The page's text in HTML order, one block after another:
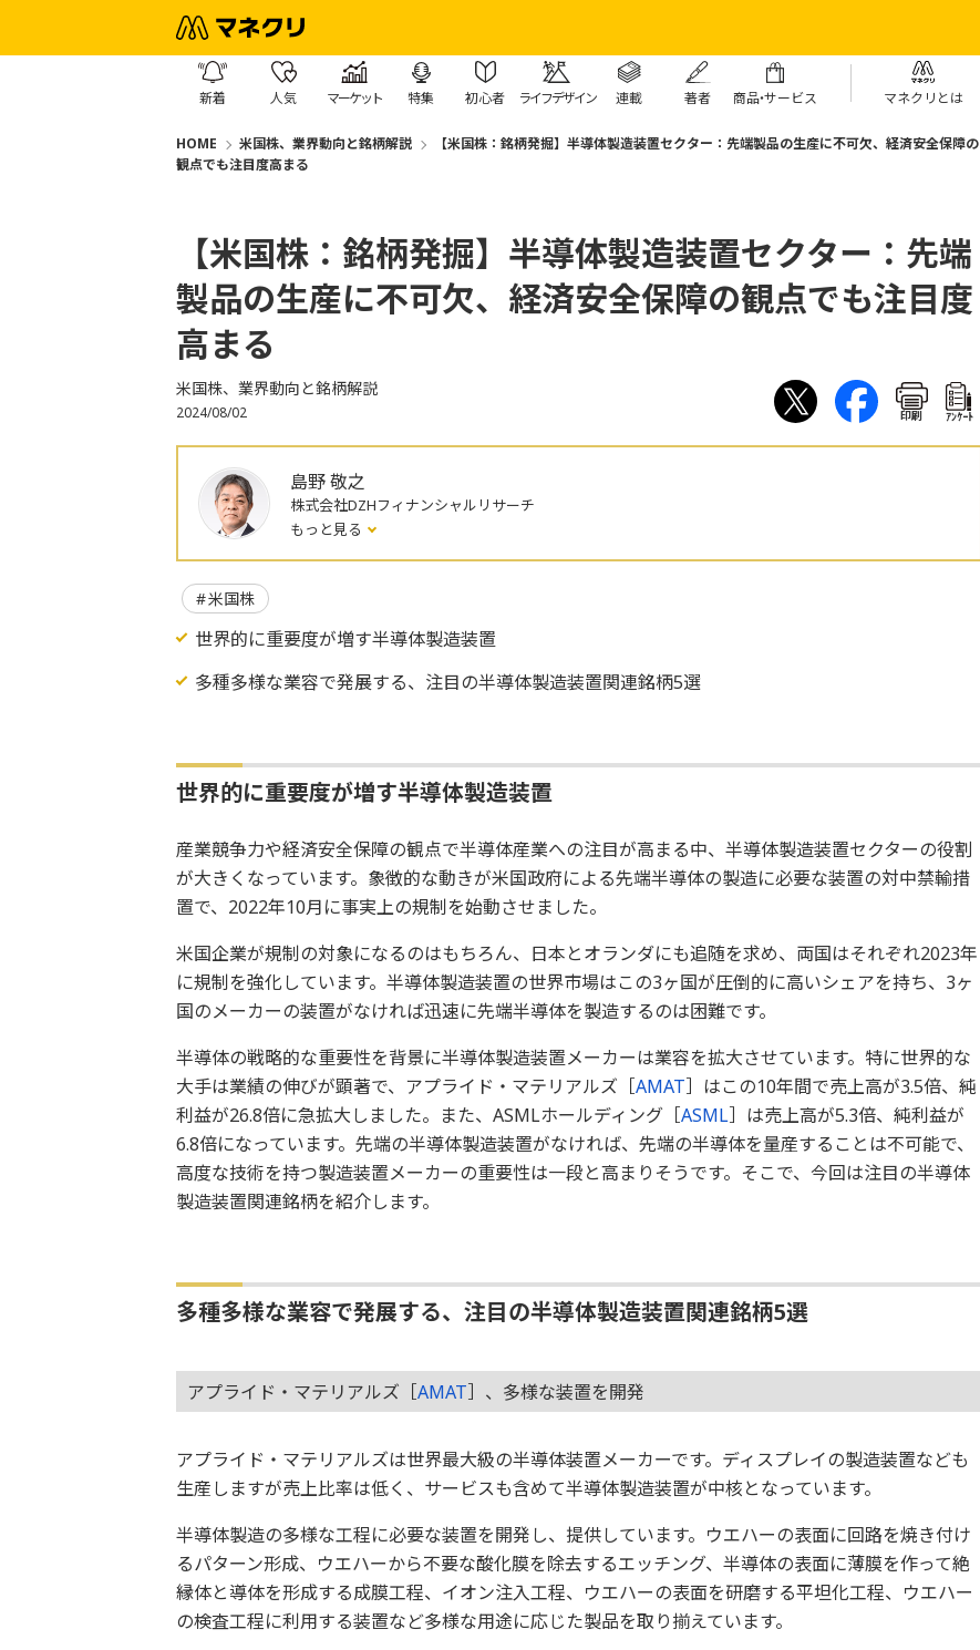
新着 人気 マーケット 特集 初心者 ライフデザイン 連載 著者 商品・サービス マネクリとは
HOME 米国株、業界動向と銘柄解説
【米国株：銘柄発掘】半導体製造装置セクター：先端製品の生産に不可欠、経済安全保障の
観点でも注目度高まる
【米国株：銘柄発掘】半導体製造装置セクター：先端
製品の生産に不可欠、経済安全保障の観点でも注目度
高まる
米国株、業界動向と銘柄解説
2024/08/02 印刷 ｱﾝｹｰﾄ
島野 敬之
株式会社DZHフィナンシャルリサーチ
もっと見る
米国株
世界的に重要度が増す半導体製造装置
多種多様な業容で発展する、注目の半導体製造装置関連銘柄5選
世界的に重要度が増す半導体製造装置
産業競争力や経済安全保障の観点で半導体産業への注目が高まる中、半導体製造装置セクターの役割
が大きくなっています。象徴的な動きが米国政府による先端半導体の製造に必要な装置の対中禁輸措
置で、2022年10月に事実上の規制を始動させました。
米国企業が規制の対象になるのはもちろん、日本とオランダにも追随を求め、両国はそれぞれ2023年
に規制を強化しています。半導体製造装置の世界市場はこの3ヶ国が圧倒的に高いシェアを持ち、3ヶ
国のメーカーの装置がなければ迅速に先端半導体を製造するのは困難です。
半導体の戦略的な重要性を背景に半導体製造装置メーカーは業容を拡大させています。特に世界的な
大手は業績の伸びが顕著で、アプライド・マテリアルズ［AMAT］はこの10年間で売上高が3.5倍、純
利益が26.8倍に急拡大しました。また、ASMLホールディング［ASML］は売上高が5.3倍、純利益が
6.8倍になっています。先端の半導体製造装置がなければ、先端の半導体を量産することは不可能で、
高度な技術を持つ製造装置メーカーの重要性は一段と高まりそうです。そこで、今回は注目の半導体
製造装置関連銘柄を紹介します。
多種多様な業容で発展する、注目の半導体製造装置関連銘柄5選
アプライド・マテリアルズ［AMAT］、多様な装置を開発
アプライド・マテリアルズは世界最大級の半導体装置メーカーです。ディスプレイの製造装置なども
生産しますが売上比率は低く、サービスも含めて半導体製造装置が中核となっています。
半導体製造の多様な工程に必要な装置を開発し、提供しています。ウエハーの表面に回路を焼き付け
るパターン形成、ウエハーから不要な酸化膜を除去するエッチング、半導体の表面に薄膜を作って絶
縁体と導体を形成する成膜工程、イオン注入工程、ウエハーの表面を研磨する平坦化工程、ウエハー
の検査工程に利用する装置など多様な用途に応じた製品を取り揃えています。